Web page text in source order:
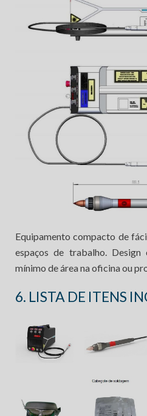
Equipamento compacto de
espaços de trabalho.
mínimo de área na oficina ou
6. LISTA DE ITENS